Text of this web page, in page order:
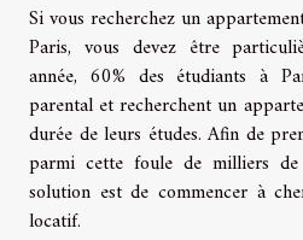
Si vous recherchez un
Paris, vous devez être
année, 60% des étudiants à
parental et recherchent un
durée de leurs études. Afin de
parmi cette foule de milliers de
solution est de commencer à
locatif.